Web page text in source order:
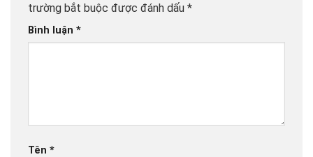
trường bắt buộc được đánh dấu *
Bình luận *
Tên *